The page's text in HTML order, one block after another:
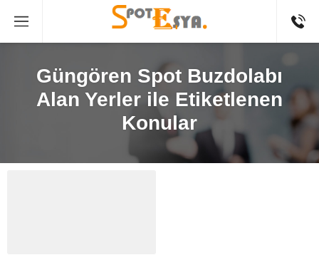
Güngören Spot Buzdolabı
Alan Yerler ile Etiketlenen
Konular